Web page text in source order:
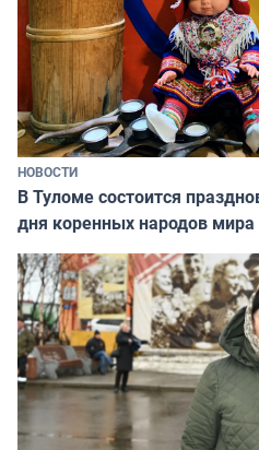
НОВОСТИ
В Туломе состоится
дня коренных народов мира